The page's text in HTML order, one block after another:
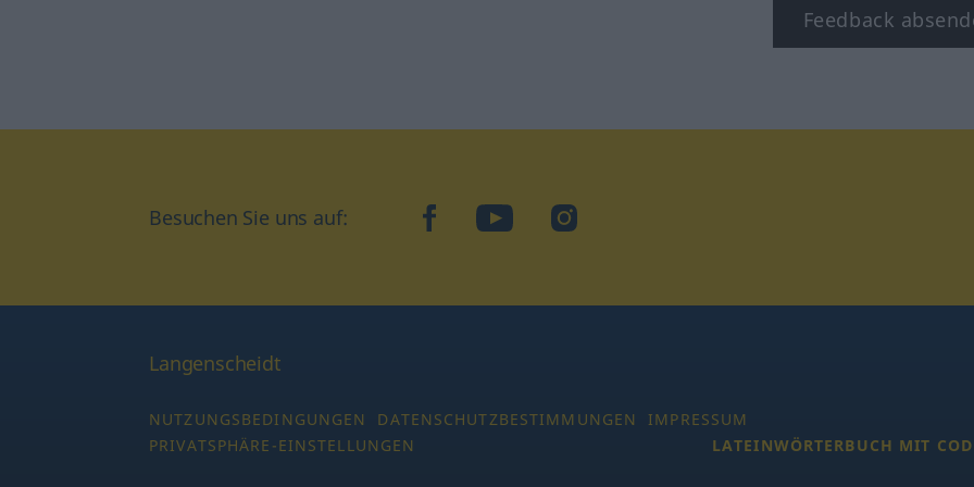
Feedback
Besuchen Sie uns auf: facebookYouTubeInstagram
Langenscheidt
NUTZUNGSBEDINGUNGEN DATENSCHUTZBESTIMMUNGEN
IMPRESSUM
PRIVATSPHÄRE-EINSTELLUNGEN
LATEINWÖRTERBUCH MIT